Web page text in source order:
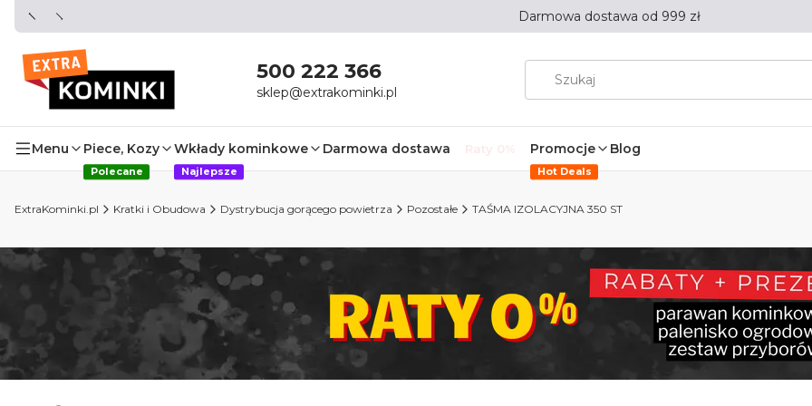
Darmowa dostawa od 999 zł
500 222 366
sklep@extrakominki.pl
Menu Piece, Kozy
Polecane
Wkłady kominkowe
Najlepsze
Darmowa dostawa Promocje
Hot Deals
Blog
ExtraKominki.pl Kratki i Obudowa Dystrybucja gorącego powietrza Pozostałe TAŚMA IZOLACYJNA 350 ST